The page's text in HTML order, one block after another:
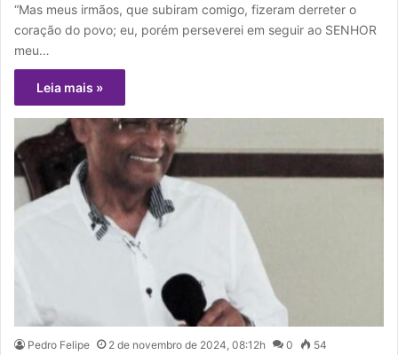
“Mas meus irmãos, que subiram comigo, fizeram derreter o
coração do povo; eu, porém perseverei em seguir ao SENHOR
meu…
Leia mais »
Pedro Felipe 2 de novembro de 2024, 08:12h 0 54